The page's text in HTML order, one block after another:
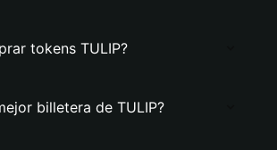
tokens TULIP?
billetera de TULIP?